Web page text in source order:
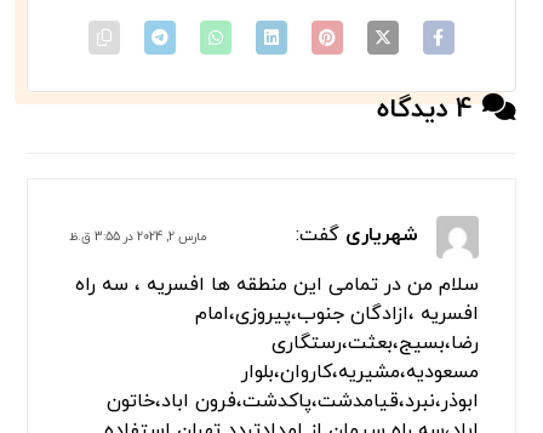
4 دیدگاه
شهریاری گفت: مارس 2, 2024 در 3:55 ق.ظ
سلام من در تمامی این منطقه ها افسریه ، سه راه
افسریه ،ازادگان جنوب،پیروزی،امام
رضا،بسیج،بعثت،رستگاری
مسعودیه،مشیریه،کاروان،بلوار
ابوذر،نبرد،قیامدشت،پاکدشت،فرون اباد،خاتون